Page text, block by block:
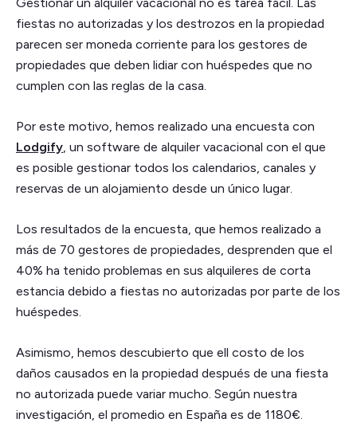
fiestas no autorizadas y los destrozos en la propiedad
parecen ser moneda corriente para los gestores de
propiedades que deben lidiar con huéspedes que no
cumplen con las reglas de la casa.
Por este motivo, hemos realizado una encuesta con
Lodgify, un software de alquiler vacacional con el que
es posible gestionar todos los calendarios, canales y
reservas de un alojamiento desde un único lugar.
Los resultados de la encuesta, que hemos realizado a
más de 70 gestores de propiedades, desprenden que el
40% ha tenido problemas en sus alquileres de corta
estancia debido a fiestas no autorizadas por parte de los
huéspedes.
Asimismo, hemos descubierto que ell costo de los
daños causados en la propiedad después de una fiesta
no autorizada puede variar mucho. Según nuestra
investigación, el promedio en España es de 1180€.